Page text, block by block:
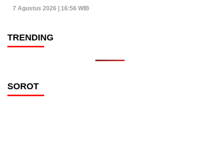
7 Agustus 2026 | 16:56 WIB
TRENDING
SOROT